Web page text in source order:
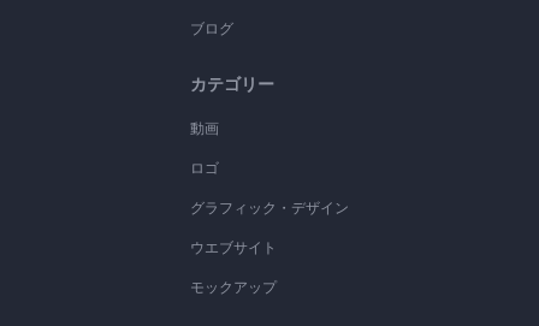
ブログ
カテゴリー
動画
ロゴ
グラフィック・デザイン
ウエブサイト
モックアップ